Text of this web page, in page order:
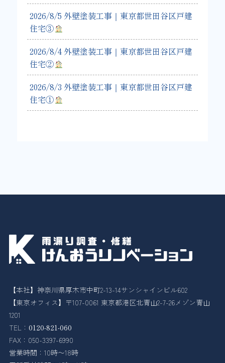
2026/8/5 外壁塗装工事｜東京都世田谷区戸建
住宅③
2026/8/4 外壁塗装工事｜東京都世田谷区戸建
住宅②
2026/8/3 外壁塗装工事｜東京都世田谷区戸建
住宅①
【本社】神奈川県厚木市中町2-13-14サンシャインビル602
【東京オフィス】〒107-0061 東京都港区北青山2-7-26メゾン青山
1201
TEL： 0120-821-060
FAX：050-3397-6990
営業時間：10時〜18時